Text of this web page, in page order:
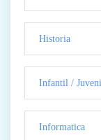
Historia
Infantil /
Informatica